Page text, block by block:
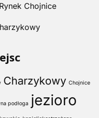
Chojnice
Charzykowy Chojnice
podłoga jezioro